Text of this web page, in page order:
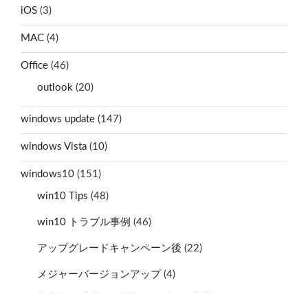
iOS (3)
MAC (4)
Office (46)
outlook (20)
windows update (147)
windows Vista (10)
windows10 (151)
win10 Tips (48)
win10 トラブル事例 (46)
アップグレードキャンペーン後 (22)
メジャーバージョンアップ (4)